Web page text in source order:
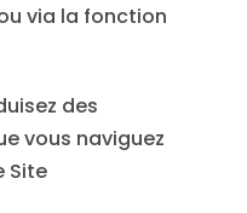
via la fonction
des
vous naviguez
Site